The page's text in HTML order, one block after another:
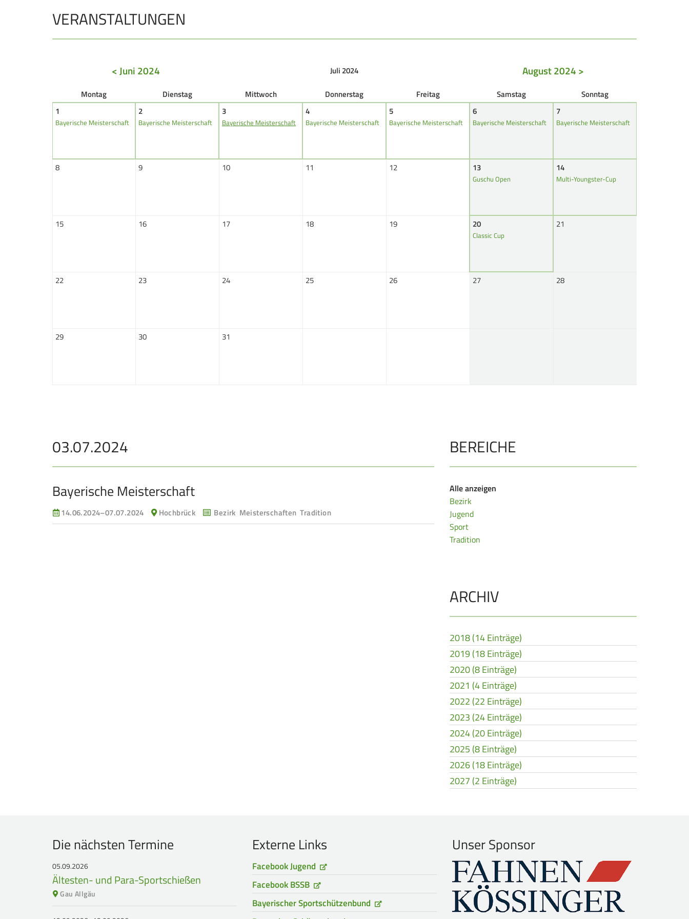
VERANSTALTUNGEN
< Juni 2024 Juli 2024 August 2024 >
Montag Dienstag Mittwoch Donnerstag Freitag Samstag Sonntag
1
Bayerische Meisterschaft
2
Bayerische Meisterschaft
3
Bayerische Meisterschaft
4
Bayerische Meisterschaft
5
Bayerische Meisterschaft
6
Bayerische Meisterschaft
7
Bayerische Meisterschaft
8 9 10 11 12 13
Guschu Open
14
Multi-Youngster-Cup
15 16 17 18 19 20
Classic Cup
21
22 23 24 25 26 27 28
29 30 31
03.07.2024
Bayerische Meisterschaft
14.06.2024–07.07.2024 Hochbrück Bezirk Meisterschaften Tradition
BEREICHE
Alle anzeigen
Bezirk
Jugend
Sport
Tradition
ARCHIV
2018 (14 Einträge)
2019 (18 Einträge)
2020 (8 Einträge)
2021 (4 Einträge)
2022 (22 Einträge)
2023 (24 Einträge)
2024 (20 Einträge)
2025 (8 Einträge)
2026 (18 Einträge)
2027 (2 Einträge)
Die nächsten Termine
05.09.2026
Ältesten- und Para-Sportschießen
Gau Allgäu
Externe Links
Facebook Jugend
Facebook BSSB
Bayerischer Sportschützenbund
Unser Sponsor
JUGEND
Lichtgewehre
Navigation
Impressum Formulare